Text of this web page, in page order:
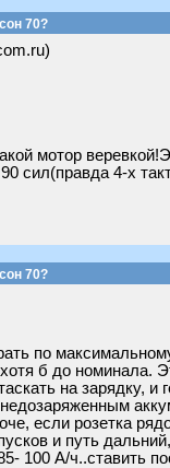
70?
мотор
сил(правда 4-х
70?
по
б до
на зарядку, и
если розетка
и путь
100 А/ч..ставить